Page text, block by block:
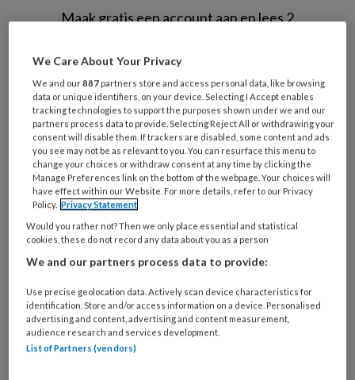
Maak gratis een account aan en lees 2
Al een account of abonnement? Log dan in
Wat
is
je
e-
mailadres?
*
Kies
je
wachtwoord* *
je
functie *
Bij
welke
organisatie
We Care About Your Privacy
We and our887 partners store and access personal data, like browsing
data or unique identifiers, on your device. Selecting I Accept enables
tracking technologies to support the purposes shown under we and our
partners process data to provide. Selecting Reject All or withdrawing your
consent will disable them. If trackers are disabled, some content and ads
you see may not be as relevant to you. You can resurface this menu to
change your choices or withdraw consent at any time by clicking the
Manage Preferences link on the bottom of the webpage. Your choices will
have effect within our Website. For more details, refer to our Privacy
Policy. Privacy Statement
Would you rather not? Then we only place essential and statistical
cookies, these do not record any data about you as a person
We and our partners process data to provide:
Use precise geolocation data. Actively scan device characteristics for
identification. Store and/or access information on a device. Personalised
advertising and content, advertising and content measurement,
audience research and services development.
List of Partners (vendors)